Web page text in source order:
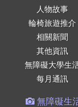
人物故事
輪椅旅遊推介
相關新聞
其他資訊
無障礙大學生
每月通訊
無障礙生